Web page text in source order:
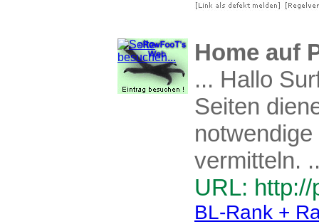
Home auf
... Hallo
Seiten
vermitteln.
URL:
BL-Rank +